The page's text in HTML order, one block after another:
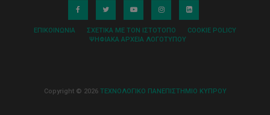
ΕΠΙΚΟΙΝΩΝΊΑ ΣΧΕΤΙΚΆ ΜΕ ΤΟΝ ΙΣΤΌΤΟΠΟ
COOKIE POLICY
ΨΗΦΙΑΚΆ ΑΡΧΕΊΑ ΛΟΓΌΤΥΠΟΥ
Copyright © 2026 ΤΕΧΝΟΛΟΓΙΚΟ ΠΑΝΕΠΙΣΤΗΜΙΟ ΚΥΠΡΟΥ